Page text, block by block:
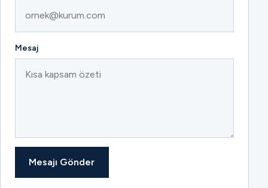
Mesaj
Mesajı Gönder